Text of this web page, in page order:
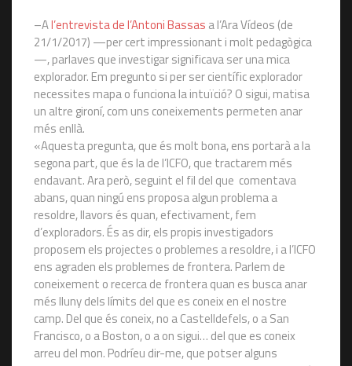
–Al’entrevista de l’Antoni Bassas a l’Ara Vídeos (de
21/1/2017) —per cert impressionant i molt pedagògica
—, parlaves que investigar significava ser una mica
explorador. Em pregunto si per ser científic explorador
necessites mapa o funciona la intuïció? O sigui, matisa
un altre gironí, com uns coneixements permeten anar
més enllà.
«Aquesta pregunta, que és molt bona, ens portarà a la
segona part, que és la de l’ICFO, que tractarem més
endavant. Ara però, seguint el fil del que comentava
abans, quan ningú ens proposa algun problema a
resoldre, llavors és quan, efectivament, fem
d’exploradors. És as dir, els propis investigadors
proposem els projectes o problemes a resoldre, i a l’ICFO
ens agraden els problemes de frontera. Parlem de
coneixement o recerca de frontera quan es busca anar
més lluny dels límits del que es coneix en el nostre
camp. Del que és coneix, no a Castelldefels, o a San
Francisco, o a Boston, o a on sigui… del que es coneix
arreu del mon. Podríeu dir-me, que potser alguns